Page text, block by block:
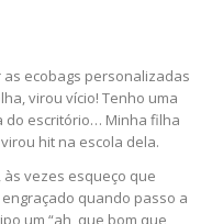
ecobags personalizadas
virou vício! Tenho uma
do escritório… Minha filha
hit na escola dela.
vezes esqueço que
quando passo a
um “ah, que bom que